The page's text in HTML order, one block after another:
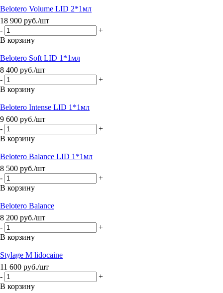
Belotero Volume LID 2*1мл
18 900 руб./шт
-
+
В корзину
Belotero Soft LID 1*1мл
8 400 руб./шт
-
+
В корзину
Belotero Intense LID 1*1мл
9 600 руб./шт
-
+
В корзину
Belotero Balance LID 1*1мл
8 500 руб./шт
-
+
В корзину
Belotero Balance
8 200 руб./шт
-
+
В корзину
Stylage M lidocaine
11 600 руб./шт
-
+
В корзину